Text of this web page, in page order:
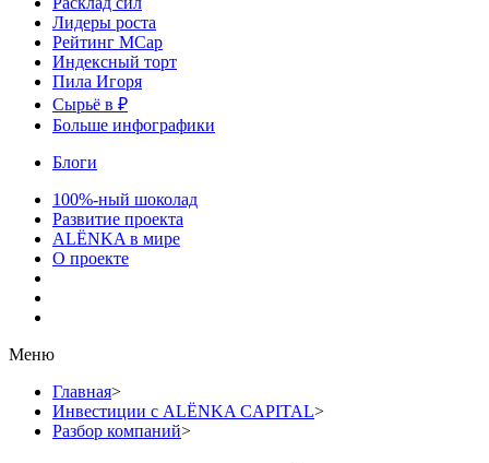
Лидеры роста
Рейтинг MCap
Индексный торт
Пила Игоря
Сырьё в ₽
Больше инфографики
Блоги
100%-ный шоколад
Развитие проекта
ALЁNKA в мире
О проекте
Меню
Главная>
Инвестиции с ALЁNKA CAPITAL>
Разбор компаний>